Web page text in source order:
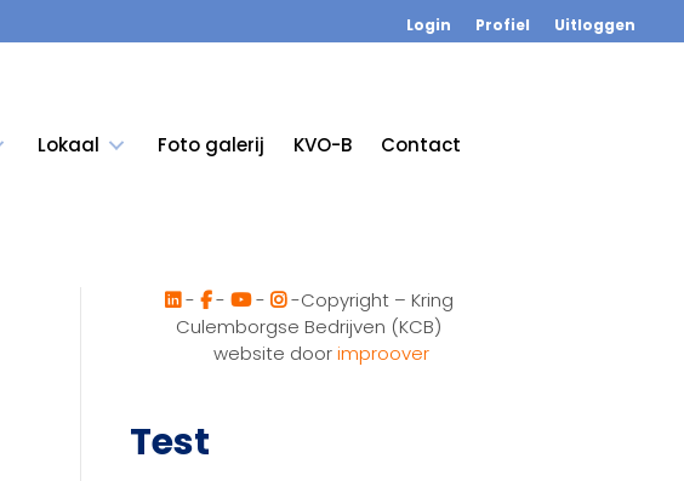
Login Profiel Uitloggen
Lokaal Foto galerij KVO-B Contact
- - -
-Copyright – Kring
Culemborgse Bedrijven (KCB)
website doorimproover
Test